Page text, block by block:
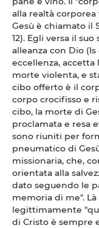
alla realtà
Gesù è chiamato il
12). Egli versa il
alleanza con Dio
eccellenza,
morte violenta, e
cibo offerto è il
corpo crocifisso e
cibo, la morte di
proclamata e resa
sono riuniti per
pneumatico di
missionaria, che,
orientata alla
dato seguendo le
memoria di me".
legittimamente
di Cristo è sempre